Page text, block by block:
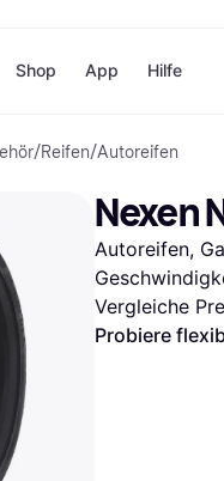
Zahlungsmethoden
Sofort bezahlen
Bezahle in 3
Teilzahlungen
Bezahle in bis zu 30
Ratenzahlung
Shop
Shops
H&M
Temu
App Hilfe
/Reifen/Autoreifen
Nexen
Autoreifen,
Vergleiche
Probiere